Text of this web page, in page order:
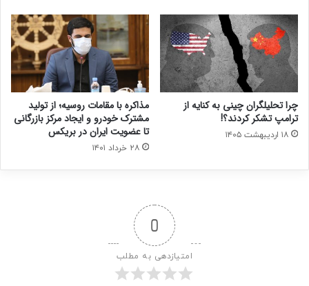
چرا تحلیلگران چینی‌ به کنایه از
ترامپ تشکر کردند؟!
۱۸ اردیبهشت ۱۴۰۵
مذاکره با مقامات روسیه؛ از تولید
مشترک خودرو و ایجاد مرکز بازرگانی
تا عضویت ایران در بریکس
۲۸ خرداد ۱۴۰۱
0
امتیازدهی به مطلب